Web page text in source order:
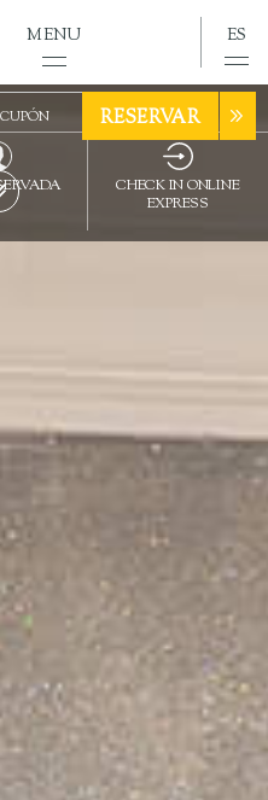
DIRECTA
CHECK IN ONLINE
EXPRESS
MENU ES
RESERVAR